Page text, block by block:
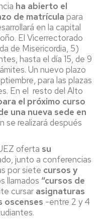
ha abierto el
de matrícula para
en la capital
El Vicerrectorado
de Misericordia, 5)
hasta el día 15, de 9
Un nuevo plazo
para las plazas
En el resto del Alto
el próximo curso
una nueva sede en
se realizará después
oferta su
junto a conferencias
por siete cursos y
llamados “cursos de
cursar asignaturas
oscenses -entre 2 y 4